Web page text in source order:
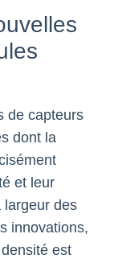
de capteurs
dont la
et leur
largeur des
innovations,
est